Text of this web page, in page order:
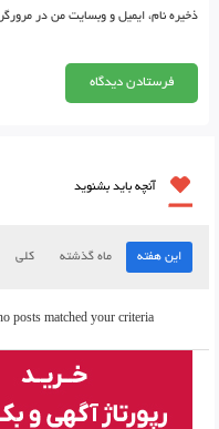
ذخیره نام، ایمیل و وبسایت من در
آنچه باید بشنوید
این هفته ماه گذشته کلی
posts matched your criteria.